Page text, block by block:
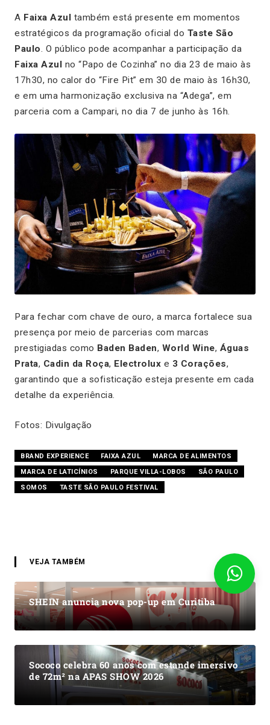
A Faixa Azul também está presente em momentos
estratégicos da programação oficial do Taste São
Paulo. O público pode acompanhar a participação da
Faixa Azul no “Papo de Cozinha” no dia 23 de maio às
17h30, no calor do “Fire Pit” em 30 de maio às 16h30,
e em uma harmonização exclusiva na “Adega”, em
parceria com a Campari, no dia 7 de junho às 16h.
Para fechar com chave de ouro, a marca fortalece sua
presença por meio de parcerias com marcas
prestigiadas como Baden Baden, World Wine, Águas
Prata, Cadin da Roça, Electrolux e 3 Corações,
garantindo que a sofisticação esteja presente em cada
detalhe da experiência.
Fotos: Divulgação
BRAND EXPERIENCE FAIXA AZUL
MARCA DE ALIMENTOS
MARCA DE LATICÍNIOS
PARQUE VILLA-LOBOS
SÃO PAULO
SOMOS
TASTE SÃO PAULO FESTIVAL
VEJA TAMBÉM
SHEIN anuncia nova pop-up em Curitiba
Sococo celebra 60 anos com estande imersivo
de 72m² na APAS SHOW 2026